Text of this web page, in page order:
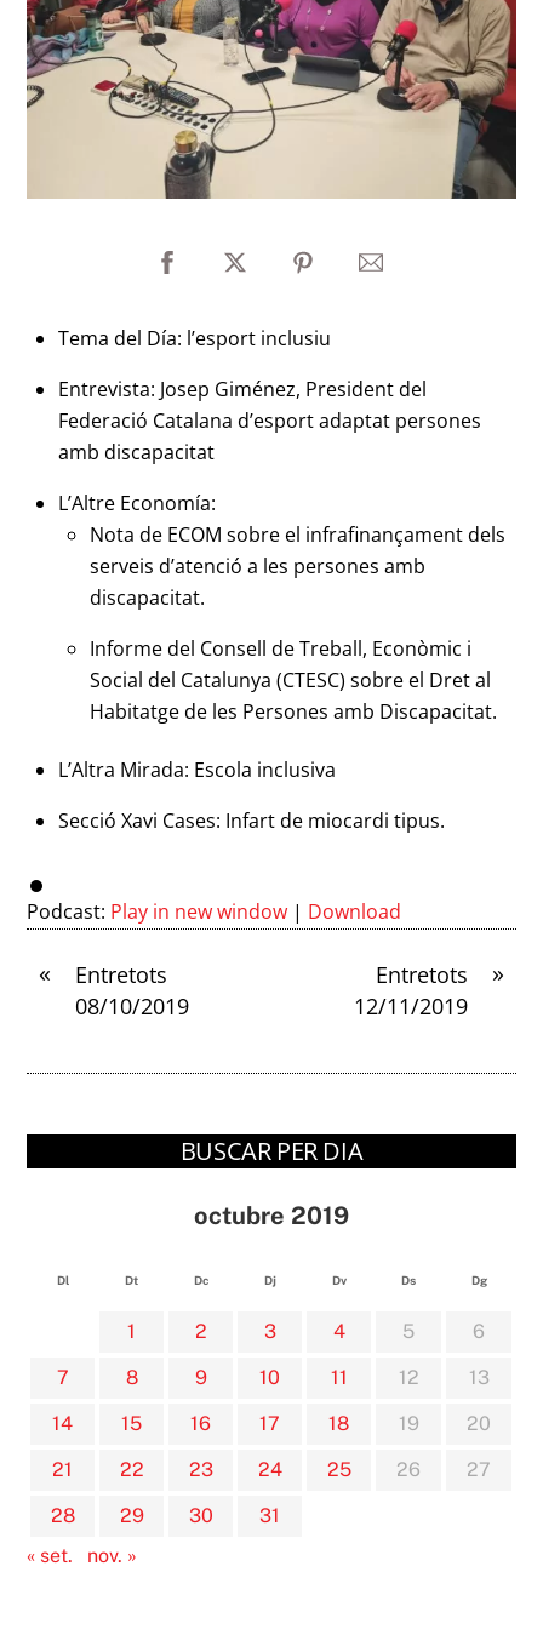
Tema del Día: l’esport inclusiu
Entrevista: Josep Giménez, President del
Federació Catalana d’esport adaptat persones
amb discapacitat
L’Altre Economía:
Nota de ECOM sobre el infrafinançament dels
serveis d’atenció a les persones amb
discapacitat.
Informe del Consell de Treball, Econòmic i
Social del Catalunya (CTESC) sobre el Dret al
Habitatge de les Persones amb Discapacitat.
L’Altra Mirada: Escola inclusiva
Secció Xavi Cases: Infart de miocardi tipus.
Podcast: Play in new window | Download
«
Entretots
08/10/2019
»
Entretots
12/11/2019
BUSCAR PER DIA
octubre 2019
Dl Dt Dc Dj Dv Ds Dg
1 2 3 4 5
6
7
8 9 10 11 12
13
14
15 16 17 18 19
20
21
22 23 24 25 26
27
28
29 30
31
« set.
nov. »